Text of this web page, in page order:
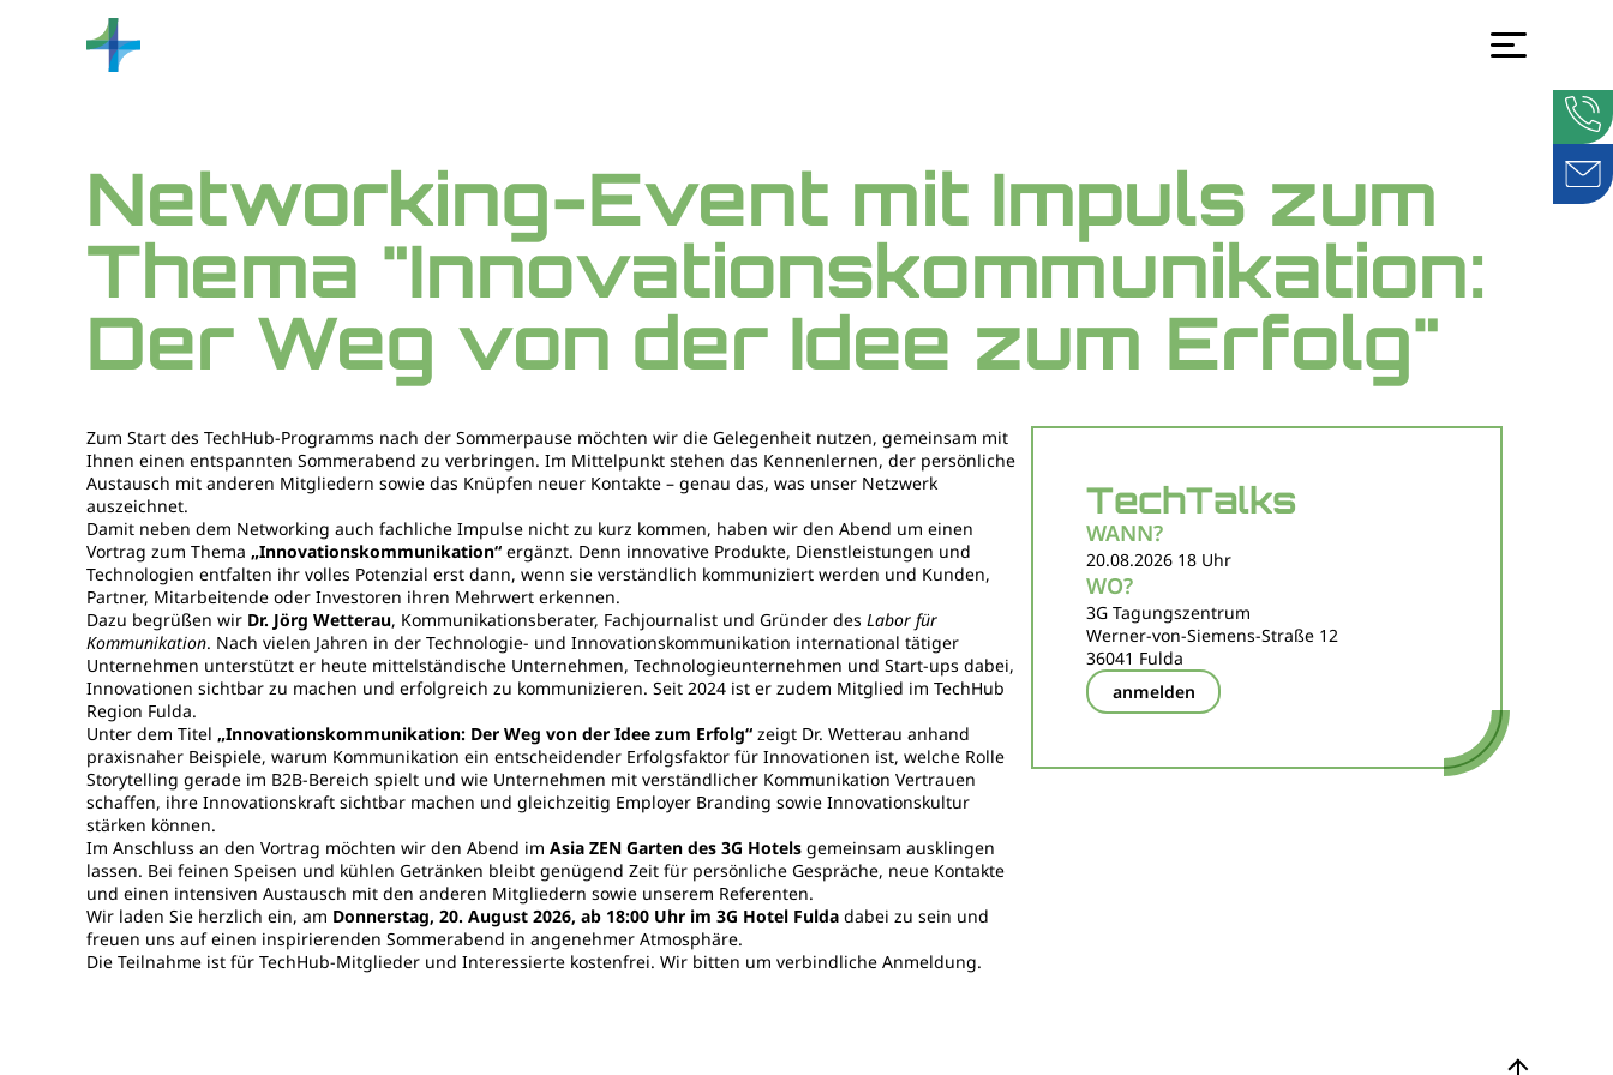
Networking-Event mit Impuls zum
Thema "Innovationskommunikation:
Der Weg von der Idee zum Erfolg"
Zum Start des TechHub-Programms nach der Sommerpause möchten wir die Gelegenheit nutzen, gemeinsam mit
Ihnen einen entspannten Sommerabend zu verbringen. Im Mittelpunkt stehen das Kennenlernen, der persönliche
Austausch mit anderen Mitgliedern sowie das Knüpfen neuer Kontakte – genau das, was unser Netzwerk
auszeichnet.
Damit neben dem Networking auch fachliche Impulse nicht zu kurz kommen, haben wir den Abend um einen
Vortrag zum Thema „Innovationskommunikation“ ergänzt. Denn innovative Produkte, Dienstleistungen und
Technologien entfalten ihr volles Potenzial erst dann, wenn sie verständlich kommuniziert werden und Kunden,
Partner, Mitarbeitende oder Investoren ihren Mehrwert erkennen.
Dazu begrüßen wir Dr. Jörg Wetterau, Kommunikationsberater, Fachjournalist und Gründer des Labor für
Kommunikation. Nach vielen Jahren in der Technologie- und Innovationskommunikation international tätiger
Unternehmen unterstützt er heute mittelständische Unternehmen, Technologieunternehmen und Start-ups dabei,
Innovationen sichtbar zu machen und erfolgreich zu kommunizieren. Seit 2024 ist er zudem Mitglied im TechHub
Region Fulda.
Unter dem Titel „Innovationskommunikation: Der Weg von der Idee zum Erfolg“ zeigt Dr. Wetterau anhand
praxisnaher Beispiele, warum Kommunikation ein entscheidender Erfolgsfaktor für Innovationen ist, welche Rolle
Storytelling gerade im B2B-Bereich spielt und wie Unternehmen mit verständlicher Kommunikation Vertrauen
schaffen, ihre Innovationskraft sichtbar machen und gleichzeitig Employer Branding sowie Innovationskultur
stärken können.
Im Anschluss an den Vortrag möchten wir den Abend im Asia ZEN Garten des 3G Hotels gemeinsam ausklingen
lassen. Bei feinen Speisen und kühlen Getränken bleibt genügend Zeit für persönliche Gespräche, neue Kontakte
und einen intensiven Austausch mit den anderen Mitgliedern sowie unserem Referenten.
Wir laden Sie herzlich ein, am Donnerstag, 20. August 2026, ab 18:00 Uhr im 3G Hotel Fulda dabei zu sein und
freuen uns auf einen inspirierenden Sommerabend in angenehmer Atmosphäre.
Die Teilnahme ist für TechHub-Mitglieder und Interessierte kostenfrei. Wir bitten um verbindliche Anmeldung.
TechTalks
WANN?
20.08.2026 18 Uhr
WO?
3G Tagungszentrum
Werner-von-Siemens-Straße 12
36041 Fulda
anmelden